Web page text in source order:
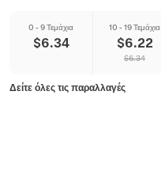
0 - 9 Τεμάχια
$6.34
10 - 19 Τεμάχια
$6.22
$6.34
Δείτε όλες τις παραλλαγές